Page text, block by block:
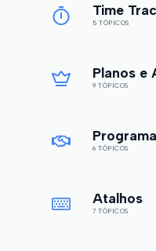
Time
5 TÓPICOS
Planos e
9 TÓPICOS
6 TÓPICOS
Atalhos
7 TÓPICOS